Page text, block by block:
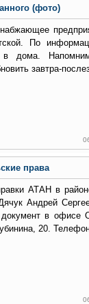
(фото)
По
в дома.
завтра-
права
АТАН в
Андрей
в офисе
20.